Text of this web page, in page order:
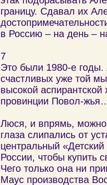
границу. Сдавал их
в Россию – на день –
7
Это были 1980-е
счастливых уже той
высокой
провинции Повол-
Люся, и впрямь, можно
глаза слипались от
центральный
России, чтобы купить
Чего только она ни
Маус производства